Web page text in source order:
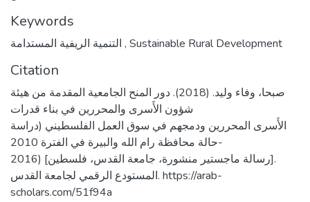
Keywords
, Sustainable Rural Development
Citation
صبحا، وفاء وليد. (2018). دور المنح الجامعية المقدمة من هيئة
شؤون الأَسرى والمحررين في بناء قدرات
الأَسرى المحررين ودمجهم في سوق العمل الفلسطيني (دراسة
حالة محافظة رام الله والبيرة في الفترة 2010-
2016) [رسالة ماجستير منشورة، جامعة القدس، فلسطين].
المستودع الرقمي لجامعة القدس. https://arab-
scholars.com/51f94a